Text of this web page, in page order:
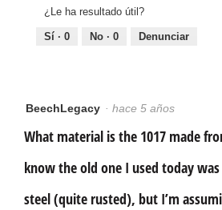
¿Le ha resultado útil?
Sí · 0 No · 0 Denunciar
BeechLegacy · hace 5 años
What material is the 1017 made
know the old one I used today
steel (quite rusted), but I’m